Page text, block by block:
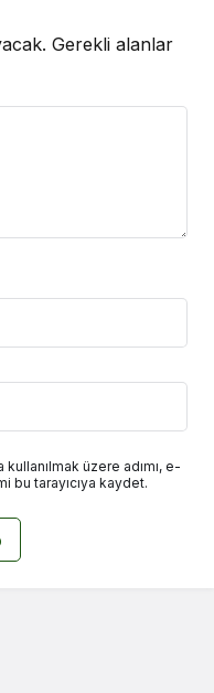
Gerekli alanlar
üzere adımı, e-
bu tarayıcıya kaydet.